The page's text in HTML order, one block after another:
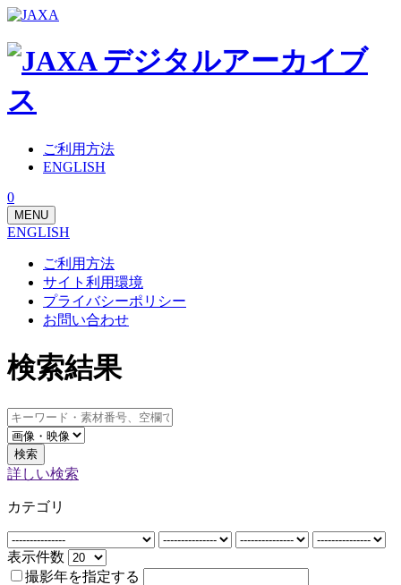
ご利用方法
ENGLISH
0
MENU
ENGLISH
ご利用方法
サイト利用環境
プライバシーポリシー
お問い合わせ
検索結果
検索
詳しい検索
カテゴリ
表示件数
撮影年を指定する